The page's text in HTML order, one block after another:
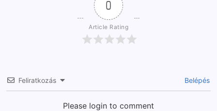
0
Article Rating
Feliratkozás Belépés
Please login to comment